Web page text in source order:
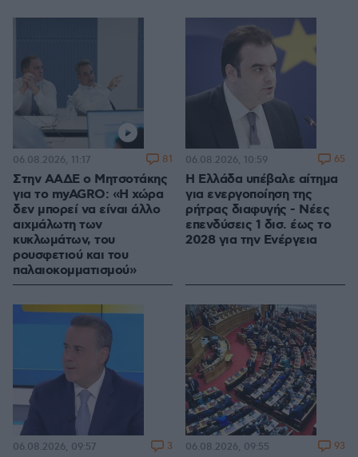
Στην ΑΑΔΕ ο Μητσοτάκης
για το myAGRO: «Η χώρα
δεν μπορεί να είναι άλλο
αιχμάλωτη των
κυκλωμάτων, του
ρουσφετιού και του
παλαιοκομματισμού»
06.08.2026, 11:17 81
Η Ελλάδα υπέβαλε αίτημα
για ενεργοποίηση της
ρήτρας διαφυγής - Νέες
επενδύσεις 1 δισ. έως το
2028 για την Ενέργεια
06.08.2026, 10:59 65
06.08.2026, 09:57 3 06.08.2026, 09:55 93